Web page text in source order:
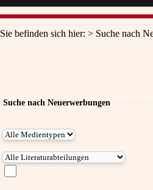
Sie befinden sich hier: Suche nach
Suche nach Neuerwerbungen